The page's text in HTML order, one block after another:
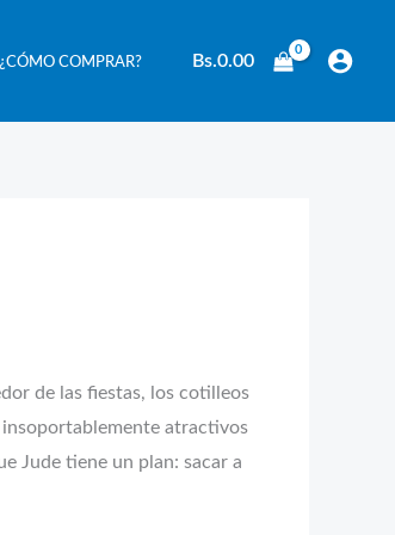
¿CÓMO COMPRAR? Bs.0.00
de las fiestas, los cotilleos
atractivos
Jude tiene un plan: sacar a